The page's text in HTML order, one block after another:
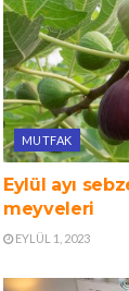
MUTFAK
Eylül ayı
meyveleri
EYLÜL 1, 2023